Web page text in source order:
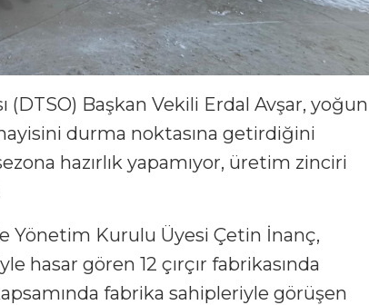
(DTSO) Başkan Vekili Erdal Avşar, yoğun
durma noktasına getirdiğini
hazırlık yapamıyor, üretim zinciri
Yönetim Kurulu Üyesi Çetin İnanç,
hasar gören 12 çırçır fabrikasında
fabrika sahipleriyle görüşen